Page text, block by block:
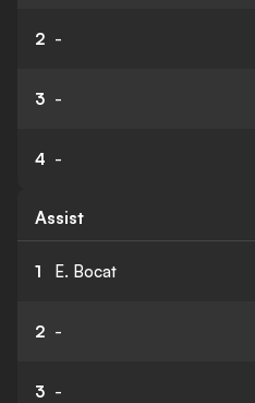
2 -
3 -
4 -
Assist
1 E. Bocat
2 -
3 -